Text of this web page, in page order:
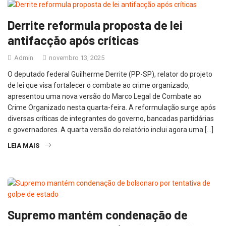
Derrite reformula proposta de lei
antifacção após críticas
Admin novembro 13, 2025
O deputado federal Guilherme Derrite (PP-SP), relator do projeto
de lei que visa fortalecer o combate ao crime organizado,
apresentou uma nova versão do Marco Legal de Combate ao
Crime Organizado nesta quarta-feira. A reformulação surge após
diversas críticas de integrantes do governo, bancadas partidárias
e governadores. A quarta versão do relatório inclui agora uma […]
LEIA MAIS
Supremo mantém condenação de